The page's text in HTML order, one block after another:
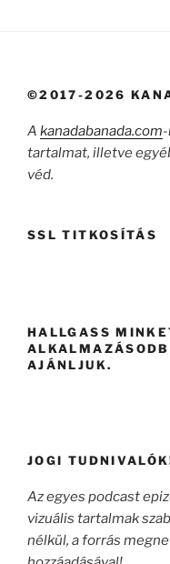
©2017-2026
A kanadabanada.com
tartalmat, illetve
véd.
SSL TITKOSÍTÁS
HALLGASS
AJÁNLJUK.
JOGI
Az egyes podcast
vizuális tartalmak
nélkül, a forrás